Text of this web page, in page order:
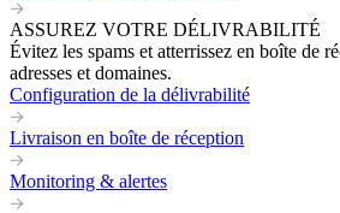
ASSUREZ VOTRE DÉLIVRABILITÉ
Évitez les spams et atterrissez en boîte de
adresses et domaines.
Configuration de la délivrabilité
Livraison en boîte de réception
Monitoring & alertes